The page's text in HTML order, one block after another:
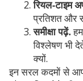
रियल‑टाइम
प्रतिशत और
समीक्षा पढ़ें.
विश्लेषण भी
क्यों.
इन सरल कदमों से